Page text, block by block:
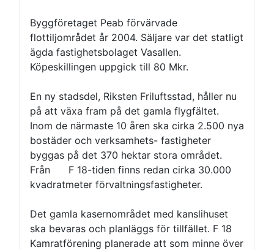
Byggföretaget Peab förvärvade
flottiljområdet år 2004. Säljare var det statligt
ägda fastighetsbolaget Vasallen.
Köpeskillingen uppgick till 80 Mkr.
En ny stadsdel, Riksten Friluftsstad, håller nu
på att växa fram på det gamla flygfältet.
Inom de närmaste 10 åren ska cirka 2.500 nya
bostäder och verksamhets- fastigheter
byggas på det 370 hektar stora området.
Från F 18-tiden finns redan cirka 30.000
kvadratmeter förvaltningsfastigheter.
Det gamla kasernområdet med kanslihuset
ska bevaras och planläggs för tillfället. F 18
Kamratförening planerade att som minne över